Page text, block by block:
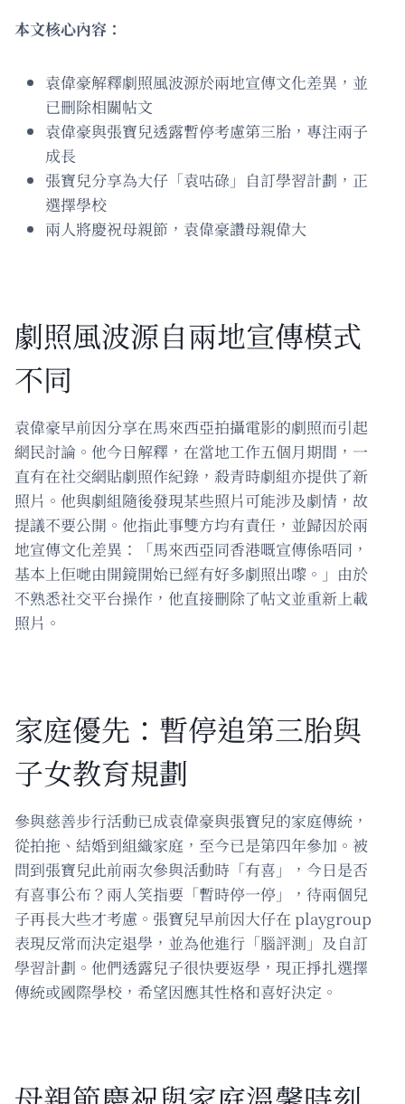
本文核心內容：
袁偉豪解釋劇照風波源於兩地宣傳文化差異，並
已刪除相關帖文
袁偉豪與張寶兒透露暫停考慮第三胎，專注兩子
成長
張寶兒分享為大仔「袁咕碌」自訂學習計劃，正
選擇學校
兩人將慶祝母親節，袁偉豪讚母親偉大
劇照風波源自兩地宣傳模式
不同
袁偉豪早前因分享在馬來西亞拍攝電影的劇照而引起
網民討論。他今日解釋，在當地工作五個月期間，一
直有在社交網貼劇照作紀錄，殺青時劇組亦提供了新
照片。他與劇組隨後發現某些照片可能涉及劇情，故
提議不要公開。他指此事雙方均有責任，並歸因於兩
地宣傳文化差異：「馬來西亞同香港嘅宣傳係唔同，
基本上佢哋由開鏡開始已經有好多劇照出嚟。」由於
不熟悉社交平台操作，他直接刪除了帖文並重新上載
照片。
家庭優先：暫停追第三胎與
子女教育規劃
參與慈善步行活動已成袁偉豪與張寶兒的家庭傳統，
從拍拖、結婚到組織家庭，至今已是第四年參加。被
問到張寶兒此前兩次參與活動時「有喜」，今日是否
有喜事公布？兩人笑指要「暫時停一停」，待兩個兒
子再長大些才考慮。張寶兒早前因大仔在 playgroup
表現反常而決定退學，並為他進行「腦評測」及自訂
學習計劃。他們透露兒子很快要返學，現正掙扎選擇
傳統或國際學校，希望因應其性格和喜好決定。